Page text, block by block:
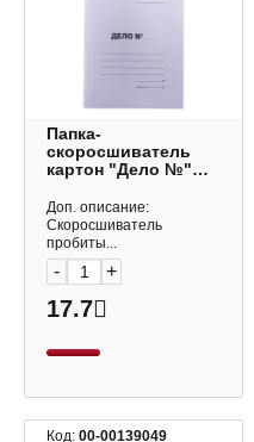
Папка-
скоросшиватель
картон "Дело №"
немелов. A-
SD22_343/158525
OfficeSpace
Доп. описание:
Скоросшиватель
пробиты...
- +
17.7
Код: 00-00139049